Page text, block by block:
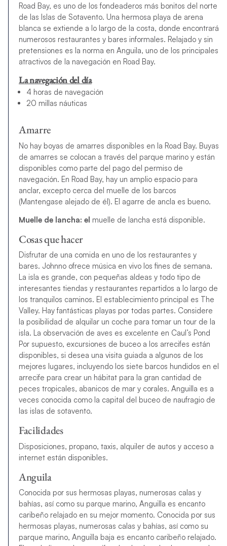
Road Bay, es uno de los fondeaderos más bonitos del norte
de las Islas de Sotavento. Una hermosa playa de arena
blanca se extiende a lo largo de la costa, donde encontrará
numerosos restaurantes y bares informales. Relajado y sin
pretensiones es la norma en Anguila, uno de los principales
atractivos de la navegación en Road Bay.
La navegación del día
4 horas de navegación
20 millas náuticas
Amarre
No hay boyas de amarres disponibles en la Road Bay. Buyas
de amarres se colocan a través del parque marino y están
disponibles como parte del pago del permiso de
navegación. En Road Bay, hay un amplio espacio para
anclar, excepto cerca del muelle de los barcos
(Mantengase alejado de él). El agarre de ancla es bueno.
Muelle de lancha: el muelle de lancha está disponible.
Cosas que hacer
Disfrutar de una comida en uno de los restaurantes y
bares. Johnno ofrece música en vivo los fines de semana.
La isla es grande, con pequeñas aldeas y todo tipo de
interesantes tiendas y restaurantes repartidos a lo largo de
los tranquilos caminos. El establecimiento principal es The
Valley. Hay fantásticas playas por todas partes. Considere
la posibilidad de alquilar un coche para tomar un tour de la
isla. La observación de aves es excelente en Caul’s Pond
Por supuesto, excursiones de buceo a los arrecifes están
disponibles, si desea una visita guiada a algunos de los
mejores lugares, incluyendo los siete barcos hundidos en el
arrecife para crear un hábitat para la gran cantidad de
peces tropicales, abanicos de mar y corales. Anguilla es a
veces conocida como la capital del buceo de naufragio de
las islas de sotavento.
Facilidades
Disposiciones, propano, taxis, alquiler de autos y acceso a
internet están disponibles.
Anguila
Conocida por sus hermosas playas, numerosas calas y
bahías, así como su parque marino, Anguilla es encanto
caribeño relajado en su mejor momento. Conocida por sus
hermosas playas, numerosas calas y bahías, así como su
parque marino, Anguilla baja es encanto caribeño relajado.